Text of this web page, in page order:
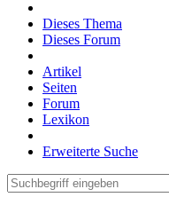
Dieses Thema
Dieses Forum
Artikel
Seiten
Forum
Lexikon
Erweiterte Suche